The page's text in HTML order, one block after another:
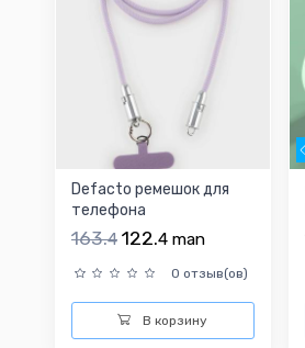
Defacto ремешок для
телефона
163.4 122.4 man
0 отзыв(ов)
В корзину